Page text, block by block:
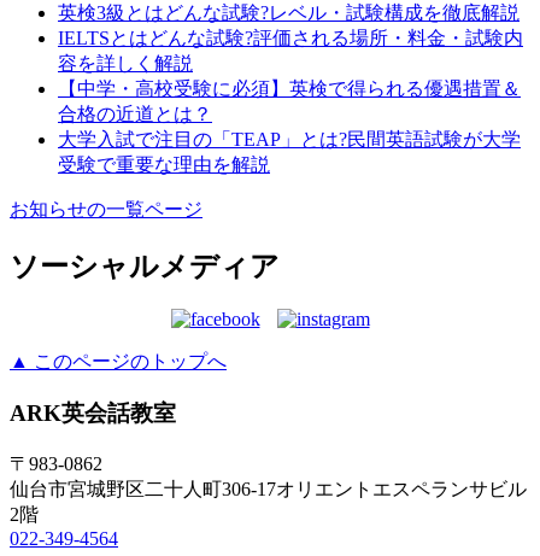
英検3級とはどんな試験?レベル・試験構成を徹底解説
IELTSとはどんな試験?評価される場所・料金・試験内
容を詳しく解説
【中学・高校受験に必須】英検で得られる優遇措置＆
合格の近道とは？
大学入試で注目の「TEAP」とは?民間英語試験が大学
受験で重要な理由を解説
お知らせの一覧ページ
ソーシャルメディア
▲ このページのトップへ
ARK英会話教室
〒983-0862
仙台市宮城野区二十人町306-17オリエントエスペランサビル
2階
022-349-4564